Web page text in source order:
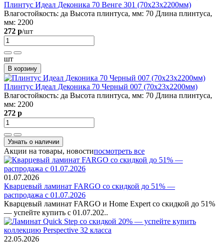
Плинтус Идеал Деконика 70 Венге 301 (70х23х2200мм)
Влагостойкость: да Высота плинтуса, мм: 70 Длина плинтуса,
мм: 2200
272 р/шт
шт
В корзину
Плинтус Идеал Деконика 70 Черный 007 (70х23х2200мм)
Влагостойкость: да Высота плинтуса, мм: 70 Длина плинтуса,
мм: 2200
272 р
Узнать о наличии
Акции на товары, новостипосмотреть все
01.07.2026
Кварцевый ламинат FARGO со скидкой до 51% —
распродажа с 01.07.2026
Кварцевый ламинат FARGO и Home Expert со скидкой до 51%
— успейте купить с 01.07.202..
22.05.2026